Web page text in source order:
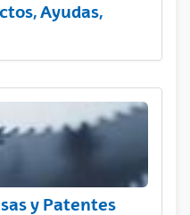
Ayudas,
y Patentes